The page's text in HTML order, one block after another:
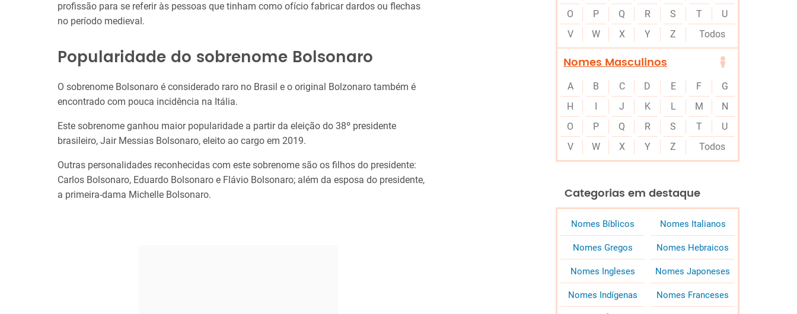
profissão para se referir às pessoas que tinham como ofício fabricar dardos ou flechas
no período medieval.
Popularidade do sobrenome Bolsonaro
O sobrenome Bolsonaro é considerado raro no Brasil e o original Bolzonaro também é
encontrado com pouca incidência na Itália.
Este sobrenome ganhou maior popularidade a partir da eleição do 38º presidente
brasileiro, Jair Messias Bolsonaro, eleito ao cargo em 2019.
Outras personalidades reconhecidas com este sobrenome são os filhos do presidente:
Carlos Bolsonaro, Eduardo Bolsonaro e Flávio Bolsonaro; além da esposa do presidente,
a primeira-dama Michelle Bolsonaro.
O
P Q R S T
U
V
W X Y Z Todos
Nomes Masculinos
A B C D E F
G
H
I J K L M
N
O
P Q R S T
U
V
W X Y Z Todos
Categorias em destaque
Nomes Bíblicos Nomes Italianos
Nomes Gregos Nomes Hebraicos
Nomes Ingleses Nomes Japoneses
Nomes Indígenas Nomes Franceses